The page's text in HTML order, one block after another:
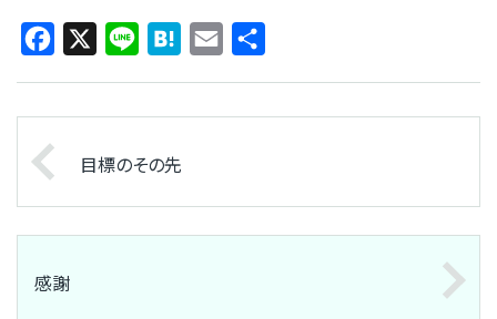
Facebook Line HatenaEmail
目標のその先
感謝